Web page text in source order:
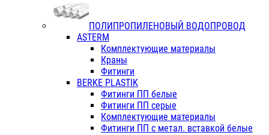
ПОЛИПРОПИЛЕНОВЫЙ ВОДОПРОВОД
ASTERM
Комплектующие материалы
Краны
Фитинги
BERKE PLASTIK
Фитинги ПП белые
Фитинги ПП серые
Комплектующие материалы
Фитинги ПП с метал. вставкой белые